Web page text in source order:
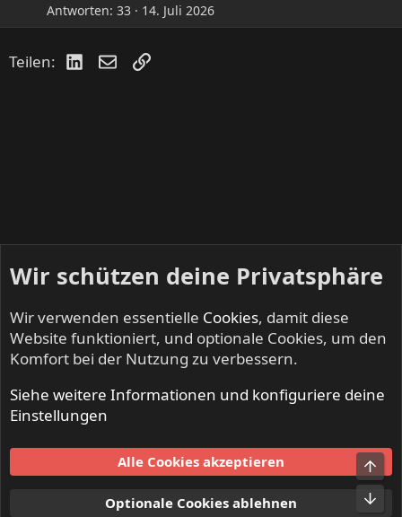
Antworten 33 14. Juli 2026
Teilen: LinkedIn
E-MailLink
KEEP US ON THE ROAD - Gigs & Tourdates
Nutzungsbedingungen
Datenschutz
S
Wir schützen deine Privatsphäre
Wir verwenden essentielle Cookies, damit diese
Website funktioniert, und optionale Cookies, um den
Komfort bei der Nutzung zu verbessern.
Siehe weitere Informationen und konfiguriere deine
Einstellungen
Alle Cookies akzeptieren
Optionale Cookies ablehnen